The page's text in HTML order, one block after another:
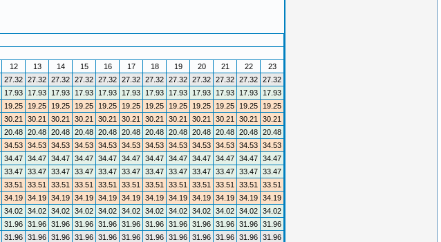
12 13 14 15 16 17 18 19 20 21 22
23
27.32 27.32 27.32 27.32 27.32 27.32 27.32 27.32 27.32 27.32 27.32 27.32
17.93 17.93 17.93 17.93 17.93 17.93 17.93 17.93 17.93 17.93 17.93
17.93
19.25 19.25 19.25 19.25 19.25 19.25 19.25 19.25 19.25 19.25 19.25
19.25
30.21 30.21 30.21 30.21 30.21 30.21 30.21 30.21 30.21 30.21 30.21
30.21
20.48 20.48 20.48 20.48 20.48 20.48 20.48 20.48 20.48 20.48 20.48 20.48
34.53 34.53 34.53 34.53 34.53 34.53 34.53 34.53 34.53 34.53 34.53 34.53
34.47 34.47 34.47 34.47 34.47 34.47 34.47 34.47 34.47 34.47 34.47 34.47
33.47 33.47 33.47 33.47 33.47 33.47 33.47 33.47 33.47 33.47 33.47 33.47
33.51 33.51 33.51 33.51 33.51 33.51 33.51 33.51 33.51 33.51 33.51
33.51
34.19 34.19 34.19 34.19 34.19 34.19 34.19 34.19 34.19 34.19 34.19 34.19
34.02 34.02 34.02 34.02 34.02 34.02 34.02 34.02 34.02 34.02 34.02 34.02
31.96 31.96 31.96 31.96 31.96 31.96 31.96 31.96 31.96 31.96 31.96 31.96
31.96 31.96 31.96 31.96 31.96 31.96 31.96 31.96 31.96 31.96 31.96 31.96